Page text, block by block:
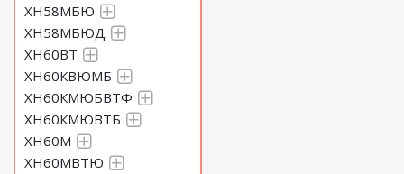
ХН58МБЮ
ХН58МБЮД
ХН60ВТ
ХН60КВЮМБ
ХН60КМЮБВТФ
ХН60КМЮВТБ
ХН60М
ХН60МВТЮ